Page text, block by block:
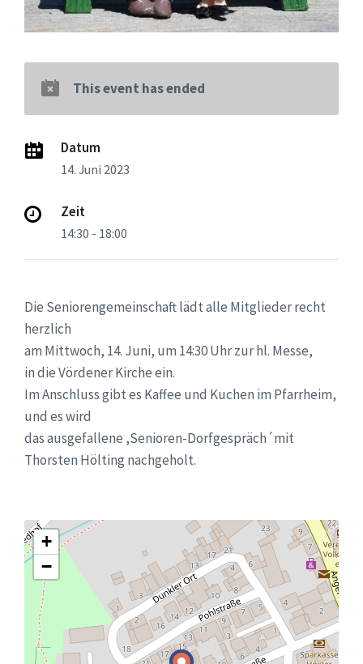
This event has ended
Datum
14. Juni 2023
Zeit
14:30 - 18:00
Die Seniorengemeinschaft lädt alle Mitglieder recht
herzlich
am Mittwoch, 14. Juni, um 14:30 Uhr zur hl. Messe,
in die Vördener Kirche ein.
Im Anschluss gibt es Kaffee und Kuchen im Pfarrheim,
und es wird
das ausgefallene ,Senioren-Dorfgespräch´mit
Thorsten Hölting nachgeholt.
+
−